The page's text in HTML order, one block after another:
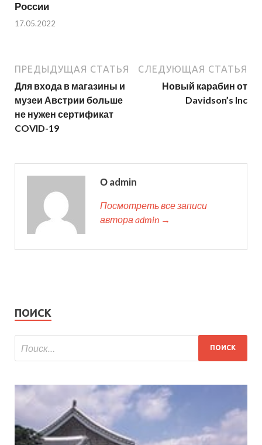
России
17.05.2022
ПРЕДЫДУЩАЯ СТАТЬЯ
Для входа в магазины и
музеи Австрии больше
не нужен сертификат
COVID-19
СЛЕДУЮЩАЯ СТАТЬЯ
Новый карабин от
Davidson’s Inc
О admin
Посмотреть все записи
автора admin →
ПОИСК